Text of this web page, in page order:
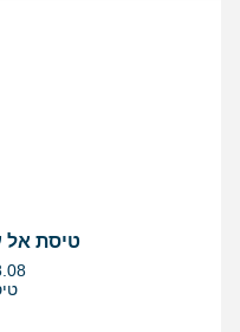
טיסת אל